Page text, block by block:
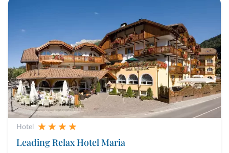
Hotel
Leading Relax Hotel Maria